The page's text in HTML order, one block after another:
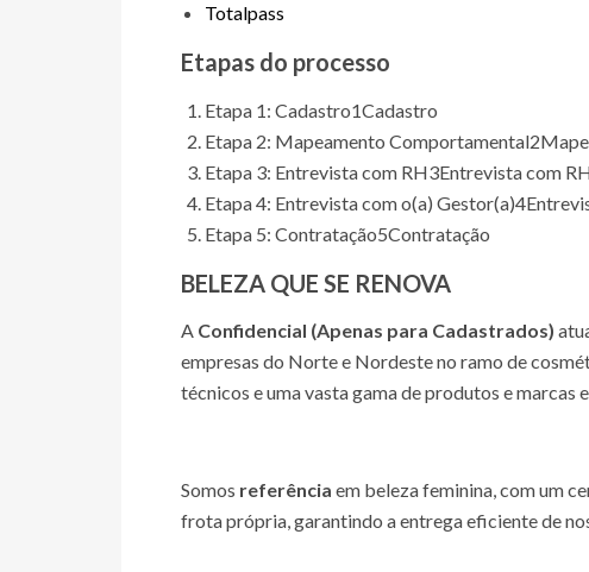
Totalpass
Etapas do processo
Etapa 1: Cadastro1Cadastro
Etapa 2: Mapeamento Comportamental2
Etapa 3: Entrevista com RH3Entrevista com
Etapa 4: Entrevista com o(a) Gestor(a)4
Etapa 5: Contratação5Contratação
BELEZA QUE SE RENOVA
A Confidencial (Apenas para Cadastrados)
empresas do Norte e Nordeste no ramo de
técnicos e uma vasta gama de produtos e marcas
Somos referência em beleza feminina, com um
frota própria, garantindo a entrega eficiente de